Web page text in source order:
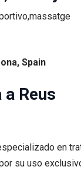
Spain
Reus
en
su uso